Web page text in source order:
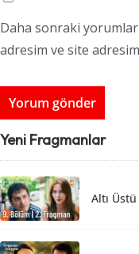
Daha sonraki
adresim ve site
Yeni Fragmanlar
Altı